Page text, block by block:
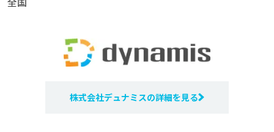
株式会社デュナミスの詳細を見る